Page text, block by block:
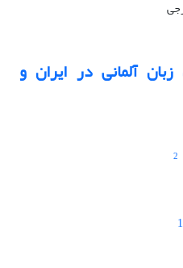
آلمانی در ایران و
2